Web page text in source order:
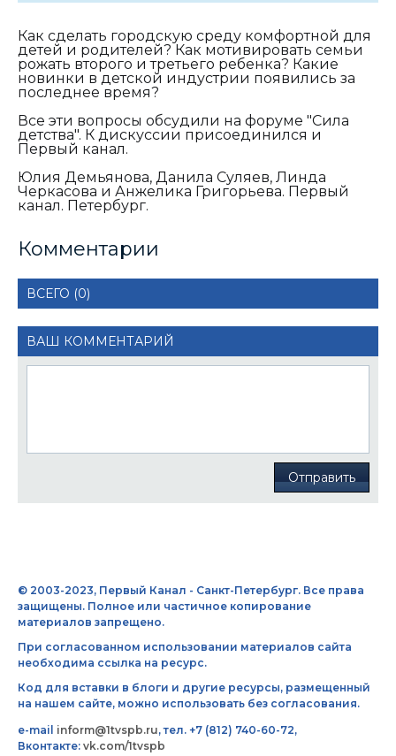
Как сделать городскую среду комфортной для
детей и родителей? Как мотивировать семьи
рожать второго и третьего ребенка? Какие
новинки в детской индустрии появились за
последнее время?
Все эти вопросы обсудили на форуме "Сила
детства". К дискуссии присоединился и
Первый канал.
Юлия Демьянова, Данила Суляев, Линда
Черкасова и Анжелика Григорьева. Первый
канал. Петербург.
Комментарии
ВСЕГО (0)
ВАШ КОММЕНТАРИЙ
Отправить
© 2003-2023, Первый Канал - Санкт-Петербург. Все права
защищены. Полное или частичное копирование
материалов запрещено.
При согласованном использовании материалов сайта
необходима ссылка на ресурс.
Код для вставки в блоги и другие ресурсы, размещенный
на нашем сайте, можно использовать без согласования.
e-mail inform@1tvspb.ru, тел. +7 (812) 740-60-72,
Вконтакте: vk.com/1tvspb